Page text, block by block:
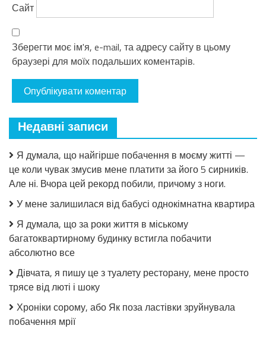
Сайт
Зберегти моє ім'я, e-mail, та адресу сайту в цьому
браузері для моїх подальших коментарів.
Недавні записи
Я думала, що найгірше побачення в моєму житті —
це коли чувак змусив мене платити за його 5 сирників.
Але ні. Вчора цей рекорд побили, причому з ноги.
У мене залишилася від бабусі однокімнатна квартира
Я думала, що за роки життя в міському
багатоквартирному будинку встигла побачити
абсолютно все
Дівчата, я пишу це з туалету ресторану, мене просто
трясе від люті і шоку
Хроніки сорому, або Як поза ластівки зруйнувала
побачення мрії